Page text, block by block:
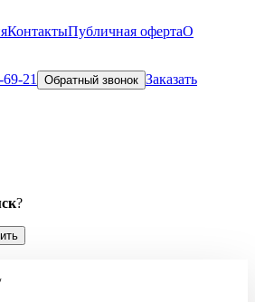
КонтактыПубличная офертаО
21 Обратный звонок Заказать
?